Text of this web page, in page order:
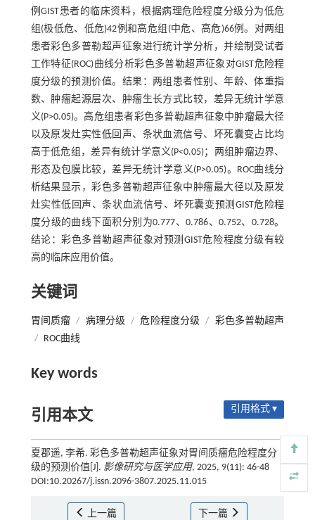
例GIST患者的临床资料，根据病理危险程度分级分为低危
组(极低危、低危)42例和高危组(中危、高危)66例。对两组
患者彩色多普勒超声征象进行统计学分析，并绘制受试者
工作特征(ROC)曲线分析彩色多普勒超声征象对GIST危险程
度分级的预测价值。结果：两组患者性别、年龄、体重指
数、肿瘤起源层次、肿瘤生长方式比较，差异无统计学意
义(P>0.05)。高危组患者彩色多普勒超声征象中肿瘤最大径
以及原发灶实性低回声、条状血流信号、坏死囊变占比均
高于低危组，差异有统计学意义(P<0.05)；两组肿瘤边界、
形态及包膜比较，差异无统计学意义(P>0.05)。ROC曲线分
析结果显示，彩色多普勒超声征象中肿瘤最大径以及原发
灶实性低回声、条状血流信号、坏死囊变预测GIST危险程
度分级的曲线下面积分别为0.777、0.786、0.752、0.728。
结论：彩色多普勒超声征象对预测GIST危险程度分级有较
高的临床应用价值。
关键词
胃间质瘤 / 病理分级 / 危险程度分级 / 彩色多普勒超声
/
ROC曲线
Key words
引用本文 引用格式 ▾
夏郡遥, 李希. 彩色多普勒超声征象对胃间质瘤危险程度分
级的预测价值[J]. 影像研究与医学应用, 2025, 9(11): 46-48
DOI:10.20267/j.issn.2096-3807.2025.11.015
上一篇 下一篇